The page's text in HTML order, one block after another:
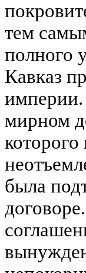
тем
полного
Кавказ
империи.
мирном
была